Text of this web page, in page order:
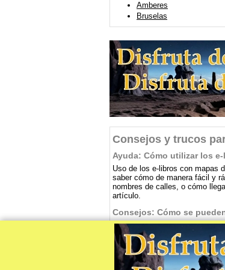
Amberes
Bruselas
Consejos y trucos
Ayuda: Cómo utilizar los
Uso de los e-libros con mapas
saber cómo de manera fácil y
nombres de calles, o cómo
artículo.
Consejos: Cómo se
Los libros con mapas de
estos lectores se puedan usar
de negocios. ¿Quieres saber